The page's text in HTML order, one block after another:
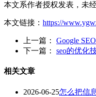
本文系作者授权发表，未
本文链接： https://
上一篇： Google
下一篇： seo的优化
相关文章
2026-06-25怎么把信